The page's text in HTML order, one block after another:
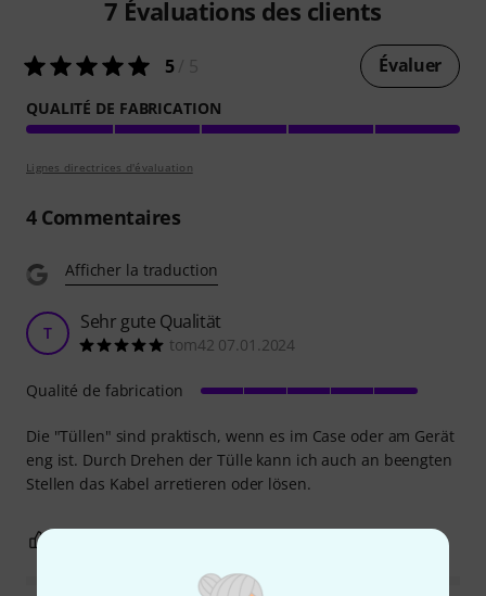
7 Évaluations des clients
5/ 5 Évaluer
QUALITÉ DE FABRICATION
Lignes directrices d'évaluation
4Commentaires
Afficher la traduction
T Sehr gute Qualität
tom42 07.01.2024
Die "Tüllen" sind praktisch, wenn es im Case oder am Gerät
eng ist. Durch Drehen der Tülle kann ich auch an beengten
Stellen das Kabel arretieren oder lösen.
Qualité de fabrication